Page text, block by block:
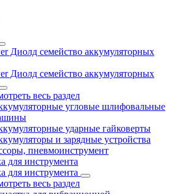
Диолд семейство аккумуляторных
Диолд семейство аккумуляторных
весь раздел
угловые шлифовальные
ударные гайковерты
и зарядные устройства
пневмоинструмент
для инструмента
для инструмента
весь раздел